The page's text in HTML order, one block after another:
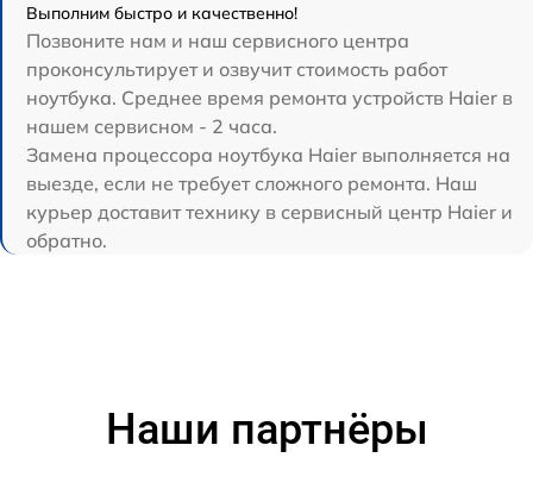
Выполним быстро и качественно!
Позвоните нам и наш сервисного центра
проконсультирует и озвучит стоимость работ
ноутбука. Среднее время ремонта устройств Haier в
нашем сервисном - 2 часа.
Замена процессора ноутбука Haier выполняется на
выезде, если не требует сложного ремонта. Наш
курьер доставит технику в сервисный центр Haier и
обратно.
Наши партнёры